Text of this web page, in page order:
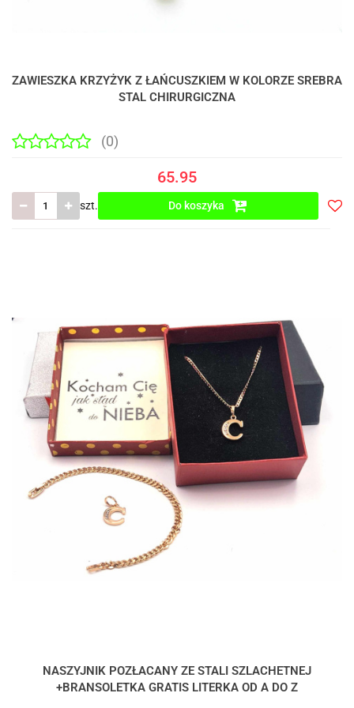
ZAWIESZKA KRZYŻYK Z ŁAŃCUSZKIEM W KOLORZE SREBRA
STAL CHIRURGICZNA
(0)
65.95
szt. Do koszyka
NASZYJNIK POZŁACANY ZE STALI SZLACHETNEJ
+BRANSOLETKA GRATIS LITERKA OD A DO Z